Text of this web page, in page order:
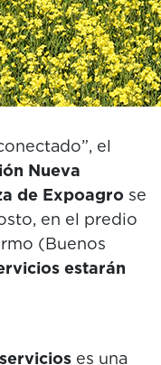
el
Nueva
de Expoagro se
en el predio
(Buenos
estarán
es una